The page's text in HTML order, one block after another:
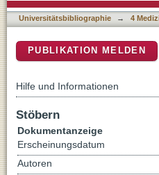
Universitätsbibliographie → 4
PUBLIKATION MELDEN
Hilfe und Informationen
Stöbern
Dokumentanzeige
Erscheinungsdatum
Autoren